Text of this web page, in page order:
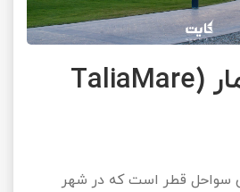
ساحل تالیامار (TaliaMare
سواحل قطر است که در شهر